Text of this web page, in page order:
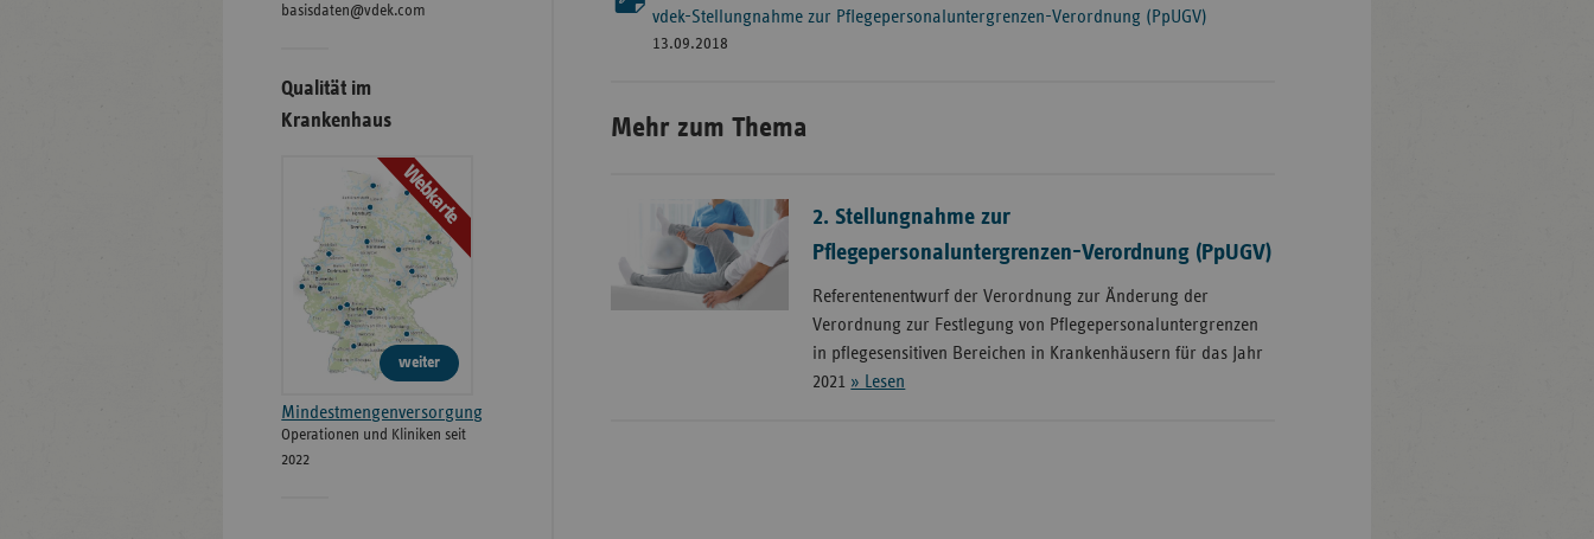
vdek-Stellungnahme zur Pflegepersonaluntergrenzen-Verordnung (PpUGV)
13.09.2018
Mehr zum Thema
2. Stellungnahme zur
Pflegepersonaluntergrenzen-Verordnung (PpUGV)
Referentenentwurf der Verordnung zur Änderung der
Verordnung zur Festlegung von Pflegepersonaluntergrenzen
in pflegesensitiven Bereichen in Krankenhäusern für das Jahr
2021 » Lesen
basisdaten@vdek.com
Qualität im
Krankenhaus
Webkarte
weiter
Mindestmengenversorgung
Operationen und Kliniken seit
2022